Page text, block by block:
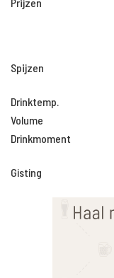
Spijzen
Drinktemp.
Volume
Drinkmoment
Gisting